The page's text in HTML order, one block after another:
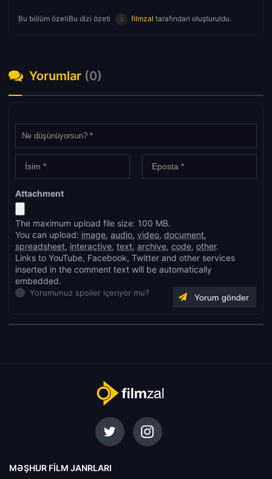
Bu bölüm özetiBu dizi özeti filmzal tarafından oluşturuldu.
Yorumlar (0)
Attachment
The maximum upload file size: 100 MB.
You can upload: image, audio, video, document,
spreadsheet, interactive, text, archive, code, other.
Links to YouTube, Facebook, Twitter and other services
inserted in the comment text will be automatically
embedded.
Yorumunuz spoiler içeriyor mu?
MƏŞHUR FILM JANRLARI